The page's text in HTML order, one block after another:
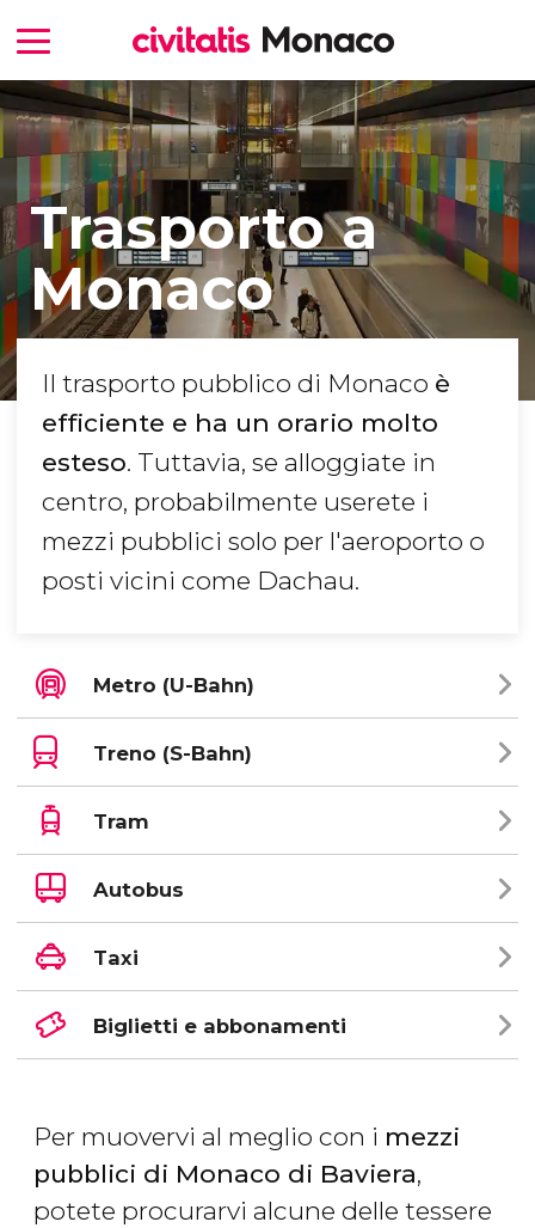
Trasporto a
Monaco
Il trasporto pubblico di Monaco è
efficiente e ha un orario molto
esteso. Tuttavia, se alloggiate in
centro, probabilmente userete i
mezzi pubblici solo per l'aeroporto o
posti vicini come Dachau.
Metro (U-Bahn)
Treno (S-Bahn)
Tram
Autobus
Taxi
Biglietti e abbonamenti
Per muovervi al meglio con i mezzi
pubblici di Monaco di Baviera,
potete procurarvi alcune delle tessere